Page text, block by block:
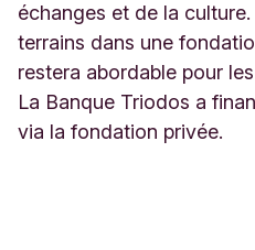
échanges et de la culture.
terrains dans une
restera abordable pour
La Banque Triodos a
via la fondation privée.